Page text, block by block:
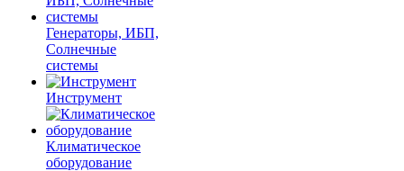
Генераторы, ИБП,
Солнечные
системы
Инструмент
Климатическое
оборудование